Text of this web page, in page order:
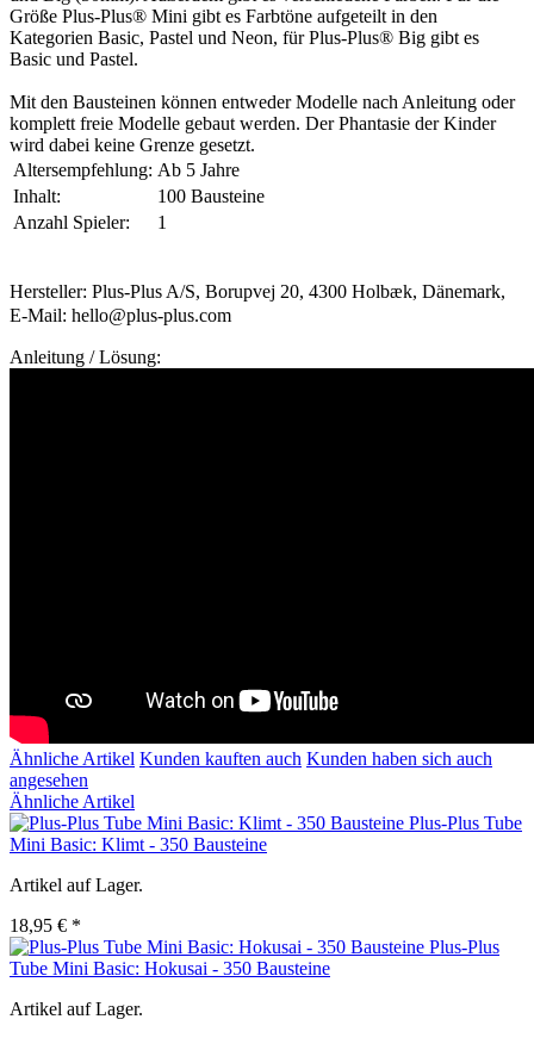
Größe Plus-Plus® Mini gibt es Farbtöne aufgeteilt in den
Kategorien Basic, Pastel und Neon, für Plus-Plus® Big gibt es
Basic und Pastel.
Mit den Bausteinen können entweder Modelle nach Anleitung oder
komplett freie Modelle gebaut werden. Der Phantasie der Kinder
wird dabei keine Grenze gesetzt.
Altersempfehlung: Ab 5 Jahre
Inhalt:
100 Bausteine
Anzahl Spieler:
1
Hersteller: Plus-Plus A/S, Borupvej 20, 4300 Holbæk, Dänemark,
E-Mail: hello@plus-plus.com
Anleitung / Lösung:
Ähnliche Artikel Kunden kauften auch Kunden haben sich auch
angesehen
Ähnliche Artikel
Plus-Plus Tube
Mini Basic: Klimt - 350 Bausteine
Artikel auf Lager.
18,95 € *
Plus-Plus
Tube Mini Basic: Hokusai - 350 Bausteine
Artikel auf Lager.